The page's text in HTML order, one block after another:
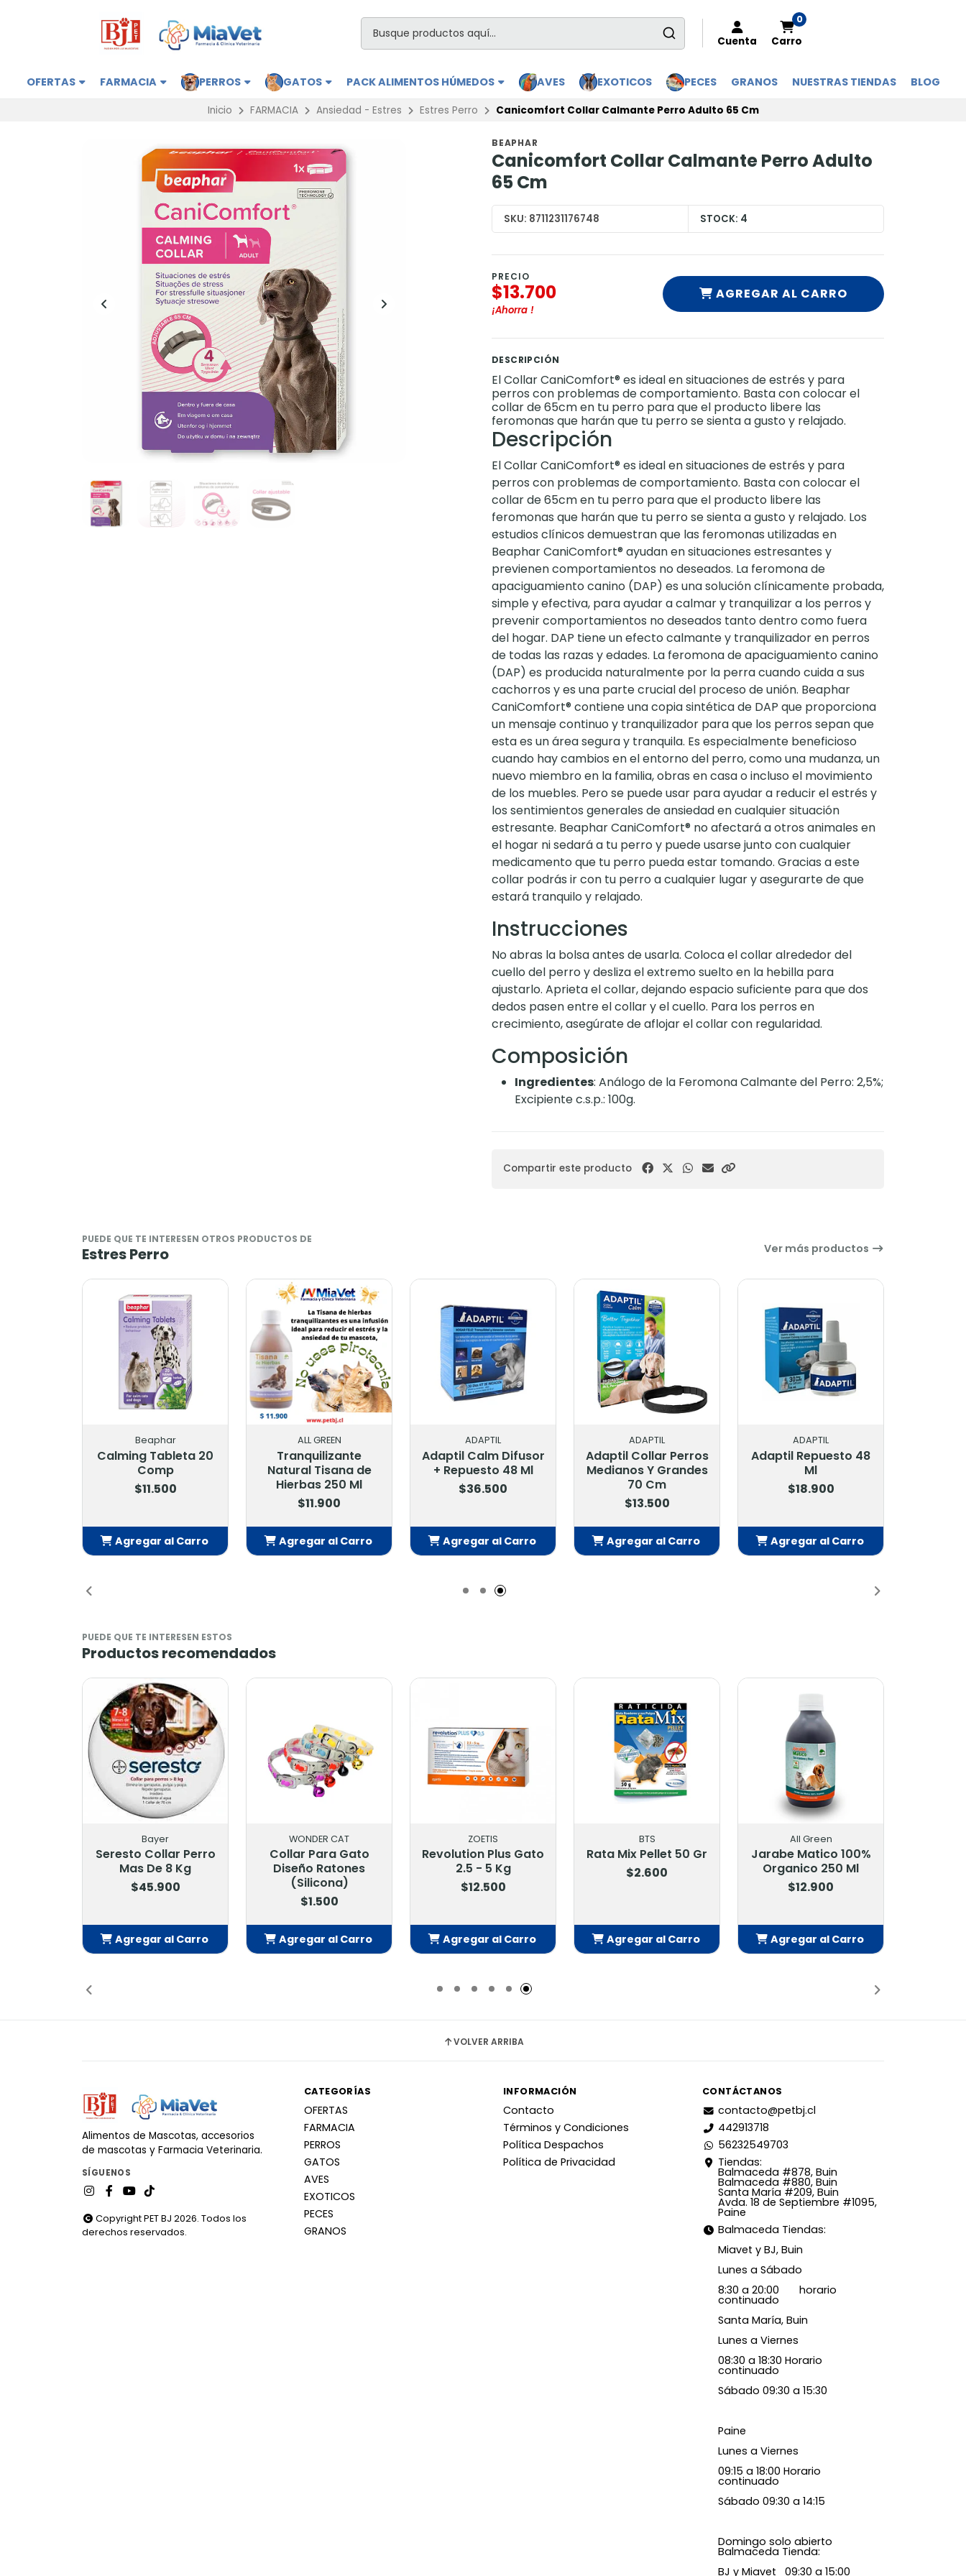
Cuenta
0
Carro
OFERTAS FARMACIA PERROS GATOS PACK ALIMENTOS HÚMEDOS AVES EXOTICOS PECES GRANOS NUESTRAS TIENDAS BLOG
Inicio FARMACIA Ansiedad - Estres Estres Perro Canicomfort Collar Calmante Perro Adulto 65 Cm
BEAPHAR
Canicomfort Collar Calmante Perro Adulto
65 Cm
SKU: 8711231176748 STOCK: 4
PRECIO
$13.700
¡Ahorra !
AGREGAR AL CARRO
DESCRIPCIÓN
El Collar CaniComfort® es ideal en situaciones de estrés y para
perros con problemas de comportamiento. Basta con colocar el
collar de 65cm en tu perro para que el producto libere las
feromonas que harán que tu perro se sienta a gusto y relajado.
Descripción
El Collar CaniComfort® es ideal en situaciones de estrés y para
perros con problemas de comportamiento. Basta con colocar el
collar de 65cm en tu perro para que el producto libere las
feromonas que harán que tu perro se sienta a gusto y relajado. Los
estudios clínicos demuestran que las feromonas utilizadas en
Beaphar CaniComfort® ayudan en situaciones estresantes y
previenen comportamientos no deseados. La feromona de
apaciguamiento canino (DAP) es una solución clínicamente probada,
simple y efectiva, para ayudar a calmar y tranquilizar a los perros y
prevenir comportamientos no deseados tanto dentro como fuera
del hogar. DAP tiene un efecto calmante y tranquilizador en perros
de todas las razas y edades. La feromona de apaciguamiento canino
(DAP) es producida naturalmente por la perra cuando cuida a sus
cachorros y es una parte crucial del proceso de unión. Beaphar
CaniComfort® contiene una copia sintética de DAP que proporciona
un mensaje continuo y tranquilizador para que los perros sepan que
esta es un área segura y tranquila. Es especialmente beneficioso
cuando hay cambios en el entorno del perro, como una mudanza, un
nuevo miembro en la familia, obras en casa o incluso el movimiento
de los muebles. Pero se puede usar para ayudar a reducir el estrés y
los sentimientos generales de ansiedad en cualquier situación
estresante. Beaphar CaniComfort® no afectará a otros animales en
el hogar ni sedará a tu perro y puede usarse junto con cualquier
medicamento que tu perro pueda estar tomando. Gracias a este
collar podrás ir con tu perro a cualquier lugar y asegurarte de que
estará tranquilo y relajado.
Instrucciones
No abras la bolsa antes de usarla. Coloca el collar alrededor del
cuello del perro y desliza el extremo suelto en la hebilla para
ajustarlo. Aprieta el collar, dejando espacio suficiente para que dos
dedos pasen entre el collar y el cuello. Para los perros en
crecimiento, asegúrate de aflojar el collar con regularidad.
Composición
Ingredientes: Análogo de la Feromona Calmante del Perro: 2,5%;
Excipiente c.s.p.: 100g.
Compartir este producto
PUEDE QUE TE INTERESEN OTROS PRODUCTOS DE
Estres Perro Ver más productos
Beaphar
Calming Tableta 20
Comp
$11.500
Agregar al Carro
ALL GREEN
Tranquilizante
Natural Tisana de
Hierbas 250 Ml
$11.900
Agregar al Carro
ADAPTIL
Adaptil Calm Difusor
+ Repuesto 48 Ml
$36.500
Agregar al Carro
ADAPTIL
Adaptil Collar Perros
Medianos Y Grandes
70 Cm
$13.500
Agregar al Carro
ADAPTIL
Adaptil Repuesto 48
Ml
$18.900
Agregar al Carro
PUEDE QUE TE INTERESEN ESTOS
Productos recomendados
Bayer
Seresto Collar Perro
Mas De 8 Kg
$45.900
Agregar al Carro
WONDER CAT
Collar Para Gato
Diseño Ratones
(Silicona)
$1.500
Agregar al Carro
ZOETIS
Revolution Plus Gato
2.5 - 5 Kg
$12.500
Agregar al Carro
BTS
Rata Mix Pellet 50 Gr
$2.600
Agregar al Carro
All Green
Jarabe Matico 100%
Organico 250 Ml
$12.900
Agregar al Carro
VOLVER ARRIBA
Alimentos de Mascotas, accesorios
de mascotas y Farmacia Veterinaria.
SÍGUENOS
Copyright PET BJ 2026. Todos los
derechos reservados.
CATEGORÍAS
OFERTAS
FARMACIA
PERROS
GATOS
AVES
EXOTICOS
PECES
GRANOS
INFORMACIÓN
Contacto
Términos y Condiciones
Política Despachos
Política de Privacidad
CONTÁCTANOS
contacto@petbj.cl
442913718
56232549703
Tiendas:
Balmaceda #878, Buin
Balmaceda #880, Buin
Santa María #209, Buin
Avda. 18 de Septiembre #1095,
Paine
Balmaceda Tiendas:
Miavet y BJ, Buin
Lunes a Sábado
8:30 a 20:00 horario
continuado
Santa María, Buin
Lunes a Viernes
08:30 a 18:30 Horario
continuado
Sábado 09:30 a 15:30
Paine
Lunes a Viernes
09:15 a 18:00 Horario
continuado
Sábado 09:30 a 14:15
Domingo solo abierto
Balmaceda Tienda:
BJ y Miavet 09:30 a 15:00